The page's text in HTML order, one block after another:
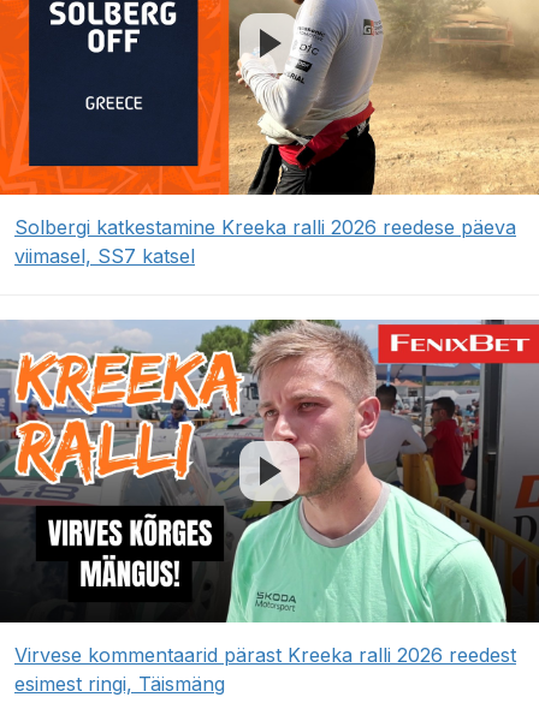
Solbergi katkestamine Kreeka ralli 2026 reedese päeva
viimasel, SS7 katsel
Virvese kommentaarid pärast Kreeka ralli 2026 reedest
esimest ringi, Täismäng